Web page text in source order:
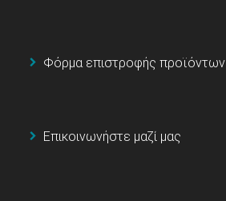
Φόρμα επιστροφής προϊόντων
Επικοινωνήστε μαζί μας